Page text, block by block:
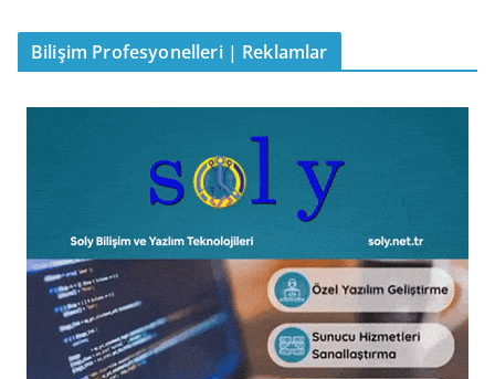
Bilişim Profesyonelleri | Reklamlar